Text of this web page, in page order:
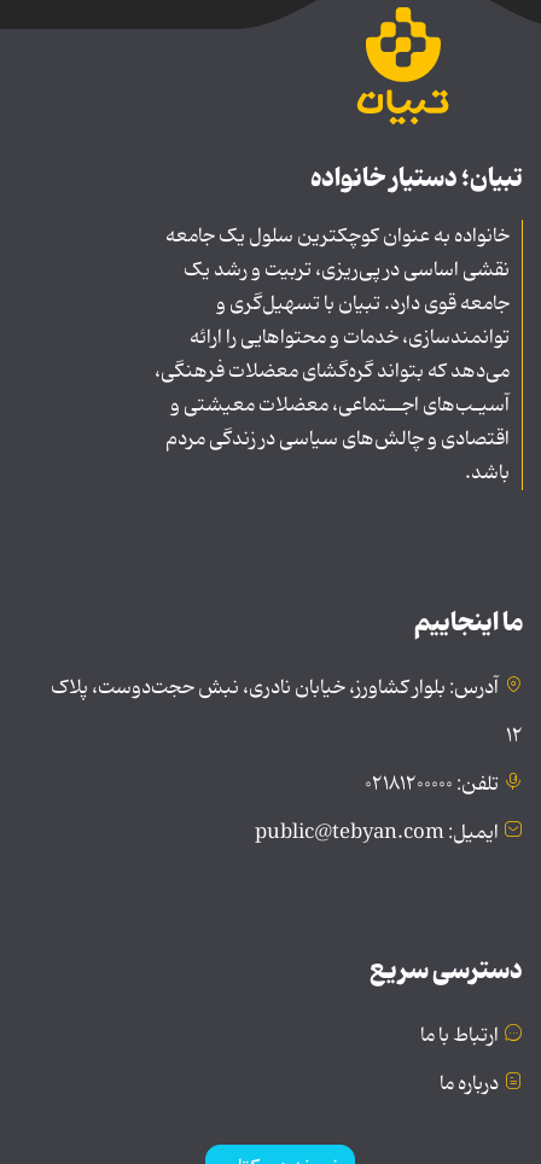
تبیان؛ دستیار خانواده
خانواده به عنوان کوچکترین سلول یک جامعه
نقشی اساسی در پی‌ریزی، تربیت و رشد یک
جامعه قوی دارد. تبیان با تسهیل‌گری و
توانمندسازی، خدمات و محتواهایی را ارائه
می‌دهد که بتواند گره‌گشای معضلات فرهنگی،
آسیـب‌های اجــتماعی، معضلات معیشتی و
اقتصادی و چالش‌های سیاسی در زندگی مردم
باشد.
ما اینجاییم
آدرس: بلوار کشاورز، خیابان نادری، نبش حجت‌دوست، پلاک
۱۲
تلفن: ۰۲۱۸۱۲۰۰۰۰۰
ایمیل: public@tebyan.com
دسترسی سریع
ارتباط با ما
درباره ما